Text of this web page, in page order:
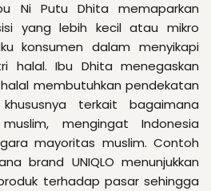
Ni Putu Dhita memaparkan
yang lebih kecil atau mikro
konsumen dalam menyikapi
halal. Ibu Dhita menegaskan
membutuhkan pendekatan
terkait bagaimana
mengingat Indonesia
mayoritas muslim. Contoh
brand UNIQLO menunjukkan
terhadap pasar sehingga